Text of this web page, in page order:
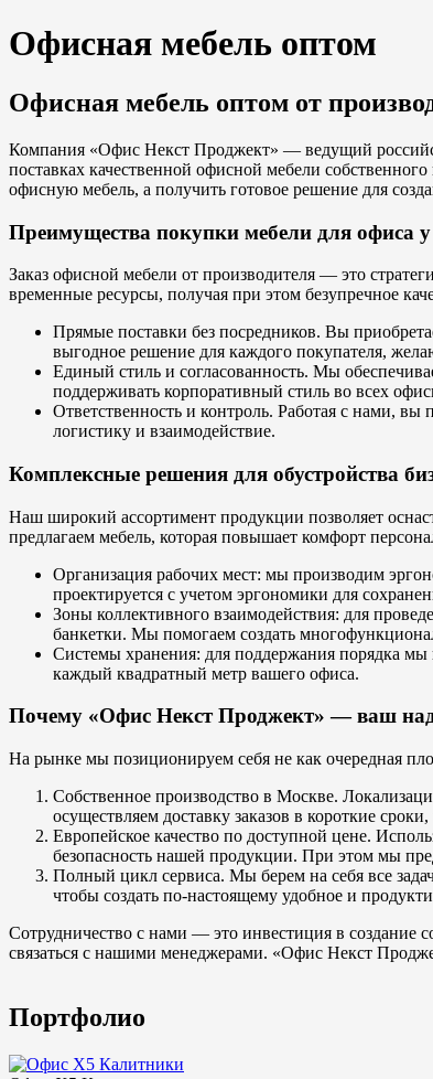
Офисная мебель оптом
Офисная мебель оптом от
Компания «Офис Некст Проджект» — ведущий
поставках качественной офисной мебели
офисную мебель, а получить готовое решение для
Преимущества покупки мебели для офиса у
Заказ офисной мебели от производителя — это
временные ресурсы, получая при этом безупречное
Прямые поставки без посредников. Вы
выгодное решение для каждого покупателя,
Единый стиль и согласованность. Мы
поддерживать корпоративный стиль во всех
Ответственность и контроль. Работая с нами, вы
логистику и взаимодействие.
Комплексные решения для обустройства
Наш широкий ассортимент продукции позволяет
предлагаем мебель, которая повышает комфорт
Организация рабочих мест: мы производим
проектируется с учетом эргономики для
Зоны коллективного взаимодействия: для
банкетки. Мы помогаем создать
Системы хранения: для поддержания порядка мы
каждый квадратный метр вашего офиса.
Почему «Офис Некст Проджект» — ваш
На рынке мы позиционируем себя не как очередная
Собственное производство в Москве.
осуществляем доставку заказов в короткие
Европейское качество по доступной цене.
безопасность нашей продукции. При этом мы
Полный цикл сервиса. Мы берем на себя все
чтобы создать по-настоящему удобное и
Сотрудничество с нами — это инвестиция в создание
связаться с нашими менеджерами. «Офис Некст
Портфолио